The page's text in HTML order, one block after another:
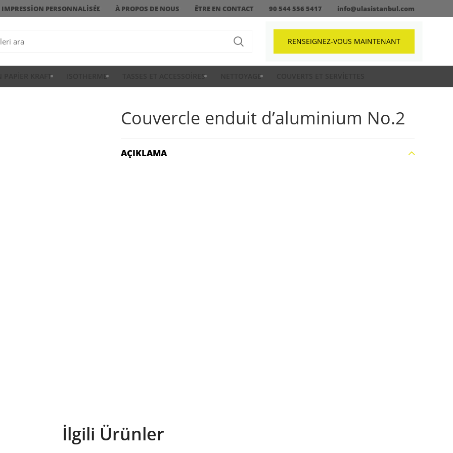
IMPRESSION PERSONNALISÉE À PROPOS DE NOUS ÊTRE EN CONTACT 90 544 556 5417 info@ulasistanbul.com
RENSEIGNEZ-VOUS MAINTENANT
PAPIER KRAFT ISOTHERME TASSES ET ACCESSOIRES NETTOYAGE
Couvercle enduit d’aluminium No.2
AÇIKLAMA
İlgili Ürünler